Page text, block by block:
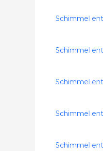
Schimmel
Schimmel
Schimmel
Schimmel
Schimmel